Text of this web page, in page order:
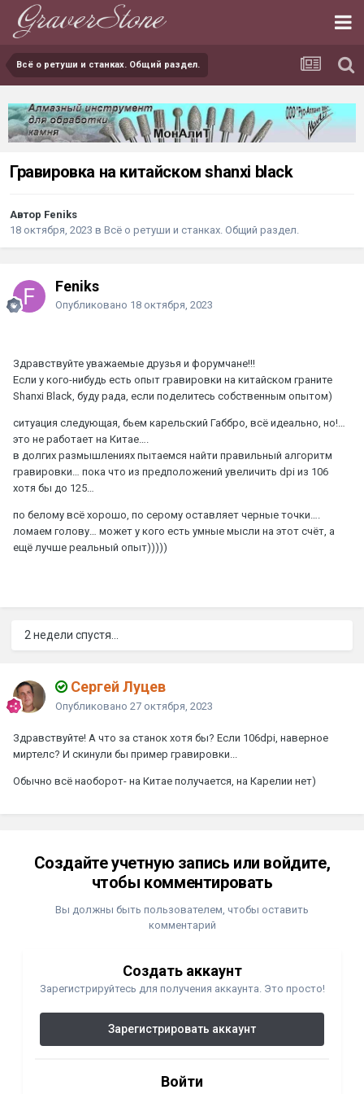
Всё о ретуши и станках. Общий раздел.
Гравировка на китайском shanxi black
Автор Feniks
18 октября, 2023 в Всё о ретуши и станках. Общий раздел.
Feniks
Опубликовано 18 октября, 2023
Здравствуйте уважаемые друзья и форумчане!!!
Если у кого-нибудь есть опыт гравировки на китайском граните
Shanxi Black, буду рада, если поделитесь собственным опытом)
ситуация следующая, бьем карельский Габбро, всё идеально, но!…
это не работает на Китае….
в долгих размышлениях пытаемся найти правильный алгоритм
гравировки… пока что из предположений увеличить dpi из 106
хотя бы до 125…
по белому всё хорошо, по серому оставляет черные точки….
ломаем голову… может у кого есть умные мысли на этот счёт, а
ещё лучше реальный опыт)))))
2 недели спустя...
Сергей Луцев
Опубликовано 27 октября, 2023
Здравствуйте! А что за станок хотя бы? Если 106dpi, наверное
миртелс? И скинули бы пример гравировки...
Обычно всё наоборот- на Китае получается, на Карелии нет)
Создайте учетную запись или войдите,
чтобы комментировать
Вы должны быть пользователем, чтобы оставить
комментарий
Создать аккаунт
Зарегистрируйтесь для получения аккаунта. Это просто!
Зарегистрировать аккаунт
Войти